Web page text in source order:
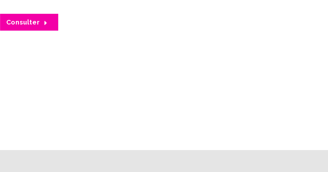
Consulter